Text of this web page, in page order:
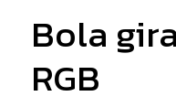
Bola
RGB